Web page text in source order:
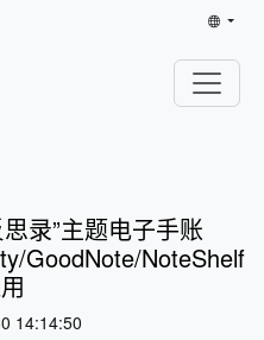
思录”主题电子手账
GoodNote/NoteShelf
14:14:50